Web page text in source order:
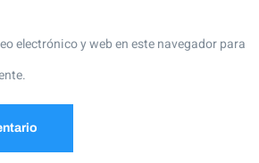
electrónico y web en este navegador para